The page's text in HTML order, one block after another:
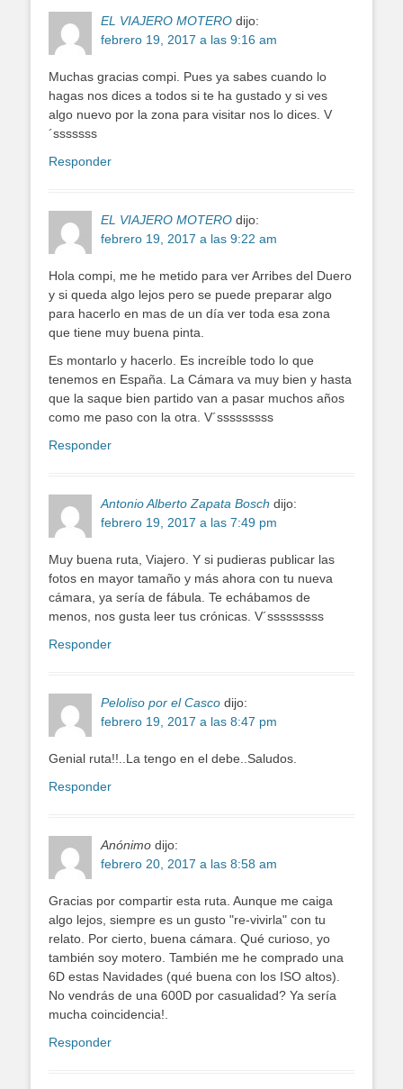
EL VIAJERO MOTERO dijo:
febrero 19, 2017 a las 9:16 am
Muchas gracias compi. Pues ya sabes cuando lo
hagas nos dices a todos si te ha gustado y si ves
algo nuevo por la zona para visitar nos lo dices. V
´sssssss
Responder
EL VIAJERO MOTERO dijo:
febrero 19, 2017 a las 9:22 am
Hola compi, me he metido para ver Arribes del Duero
y si queda algo lejos pero se puede preparar algo
para hacerlo en mas de un día ver toda esa zona
que tiene muy buena pinta.
Es montarlo y hacerlo. Es increíble todo lo que
tenemos en España. La Cámara va muy bien y hasta
que la saque bien partido van a pasar muchos años
como me paso con la otra. V´sssssssss
Responder
Antonio Alberto Zapata Bosch dijo:
febrero 19, 2017 a las 7:49 pm
Muy buena ruta, Viajero. Y si pudieras publicar las
fotos en mayor tamaño y más ahora con tu nueva
cámara, ya sería de fábula. Te echábamos de
menos, nos gusta leer tus crónicas. V´sssssssss
Responder
Peloliso por el Casco dijo:
febrero 19, 2017 a las 8:47 pm
Genial ruta!!..La tengo en el debe..Saludos.
Responder
Anónimo dijo:
febrero 20, 2017 a las 8:58 am
Gracias por compartir esta ruta. Aunque me caiga
algo lejos, siempre es un gusto "re-vivirla" con tu
relato. Por cierto, buena cámara. Qué curioso, yo
también soy motero. También me he comprado una
6D estas Navidades (qué buena con los ISO altos).
No vendrás de una 600D por casualidad? Ya sería
mucha coincidencia!.
Responder